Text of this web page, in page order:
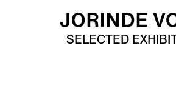
Skip to main content
SELECTED